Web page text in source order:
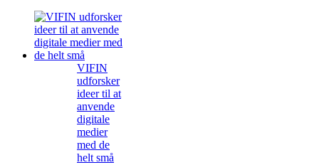
VIFIN
udforsker
ideer til at
anvende
digitale
medier
med de
helt små